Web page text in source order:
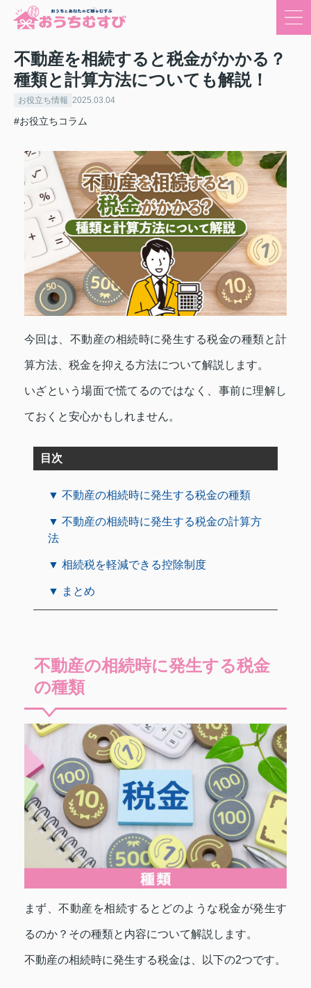
不動産を相続すると税金がかかる？
種類と計算方法についても解説！
お役立ち情報 2025.03.04
#お役立ちコラム
今回は、不動産の相続時に発生する税金の種類と計
算方法、税金を抑える方法について解説します。
いざという場面で慌てるのではなく、事前に理解し
ておくと安心かもしれません。
目次
▼ 不動産の相続時に発生する税金の種類
▼ 不動産の相続時に発生する税金の計算方
法
▼ 相続税を軽減できる控除制度
▼ まとめ
不動産の相続時に発生する税金
の種類
まず、不動産を相続するとどのような税金が発生す
るのか？その種類と内容について解説します。
不動産の相続時に発生する税金は、以下の2つです。